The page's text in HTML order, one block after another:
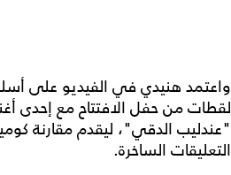
واعتمد هنيدي في الفيديو على
لقطات من حفل الافتتاح مع إحدى
"عندليب الدقي"، ليقدم مقارنة
التعليقات الساخرة.